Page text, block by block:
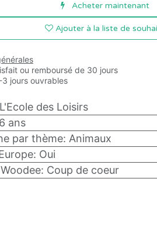
Acheter maintenant
Ajouter à la liste de
ou remboursé de 30 jours
3 jours ouvrables
L'Ecole des Loisirs
ans
par thème: Animaux
: Oui
: Coup de coeur